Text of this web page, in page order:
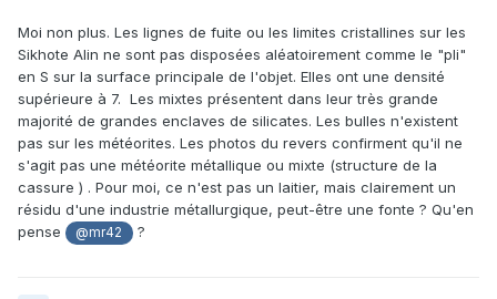
Moi non plus. Les lignes de fuite ou les limites cristallines sur les
Sikhote Alin ne sont pas disposées aléatoirement comme le "pli"
en S sur la surface principale de l'objet. Elles ont une densité
supérieure à 7. Les mixtes présentent dans leur très grande
majorité de grandes enclaves de silicates. Les bulles n'existent
pas sur les météorites. Les photos du revers confirment qu'il ne
s'agit pas une météorite métallique ou mixte (structure de la
cassure ) . Pour moi, ce n'est pas un laitier, mais clairement un
résidu d'une industrie métallurgique, peut-être une fonte ? Qu'en
pense
@mr42 ?